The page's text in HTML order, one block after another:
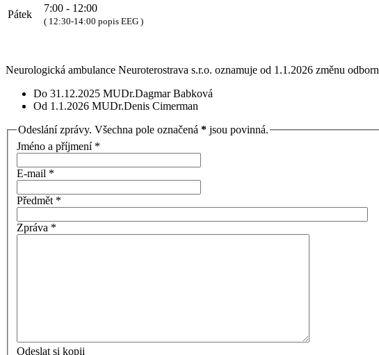
Pátek
7:00 - 12:00
( 12:30-14:00 popis EEG )
Neurologická ambulance Neuroterostrava s.r.o. oznamuje od 1.1.2026 změnu
Do 31.12.2025 MUDr.Dagmar Babková
Od 1.1.2026 MUDr.Denis Cimerman
Odeslání zprávy. Všechna pole označená * jsou povinná.
Jméno a příjmení*
E-mail *
Předmět *
Zpráva *
Odeslat si kopii